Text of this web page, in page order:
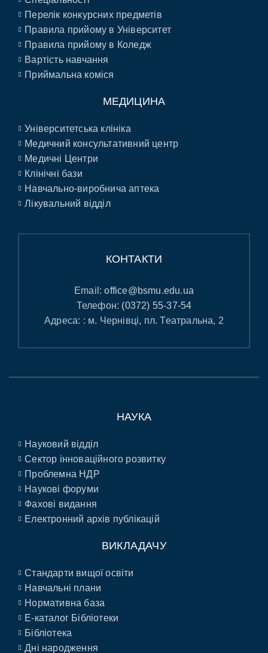
Перелік конкурсних предметів
Правила прийому в Університет
Правила прийому в Коледж
Вартість навчання
Приймальна коміся
МЕДИЦИНА
Університетська клініка
Медичний консультативний центр
Медичні Центри
Клінічні бази
Навчально-виробнича аптека
Лікувальний відділ
КОНТАКТИ
Email:office@bsmu.edu.ua
Телефон: (0372) 55-37-54
Адреса: : м. Чернівці, пл. Театральна, 2
НАУКА
Науковий відділ
Сектор інноваційного розвитку
Проблемна НДР
Наукові форуми
Фахові видання
Електронний архів публікацій
ВИКЛАДАЧУ
Стандарти вищої освіти
Навчальні плани
Нормативна база
E-каталог Бібліотеки
Бібліотека
Дні народження